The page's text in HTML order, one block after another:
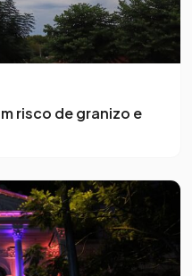
risco de granizo e